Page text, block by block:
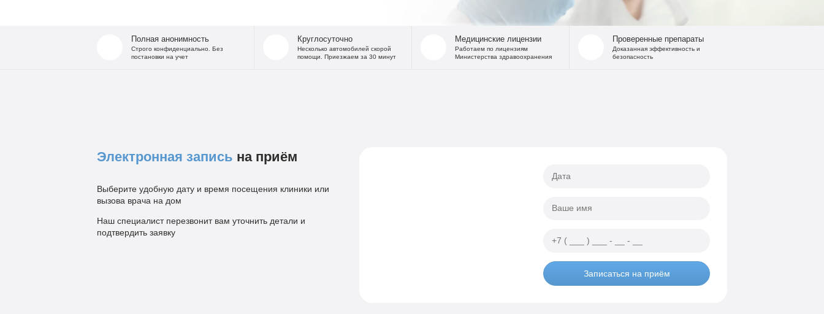
Капельница на дому
Капельница от похмелья
Лечение игромании
Лечение-интернет зависимости
Полная анонимность
Строго конфиденциально. Без
постановки на учет
Круглосуточно
Несколько автомобилей скорой
помощи. Приезжаем за 30 минут
Медицинские лицензии
Работаем по лицензиям
Министерства здравоохранения
Проверенные препараты
Доказанная эффективность и
безопасность
Электронная запись на приём
Выберите удобную дату и время посещения клиники или
вызова врача на дом
Наш специалист перезвонит вам уточнить детали и
подтвердить заявку
Записаться на приём